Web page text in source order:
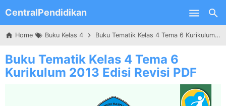
Skip to main content
CentralPendidikan
Home Buku Kelas 4 Buku Tematik Kelas 4 Tema 6 Kurikulum 2013 Edisi Revisi PDF
Buku Tematik Kelas 4 Tema 6
Kurikulum 2013 Edisi Revisi PDF